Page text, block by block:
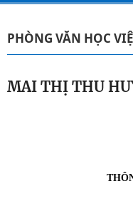
PHÒNG VĂN HỌC
MAI THỊ THU